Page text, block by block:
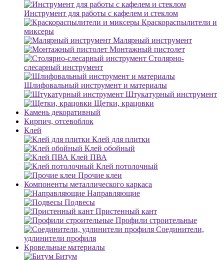
Инструмент для работы с кафелем и стеклом
Краскораспылители и
миксеры
Малярный инструмент
Монтажный пистолет
Столярно-
слесарный инструмент
Шлифовальный инструмент и материалы
Штукатурный инструмент
Щетки, крацовки
Камень декоративный
Кирпич, отсевоблок
Клей
Клей для плитки
Клей обойный
Клей ПВА
Клей потолочный
Прочие клеи
Компоненты металлического каркаса
Направляющие
Подвесы
Пристенный кант
Профили строительные
Соединители,
удлинители профиля
Кровельные материалы
Битум